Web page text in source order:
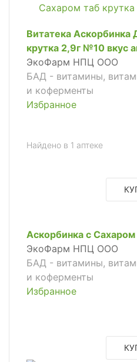
Витатека Аскорбинка
крутка 2,9г №10 вкус
ЭкоФарм НПЦ ООО
БАД - витамины,
и коферменты
Избранное
Найдено в 1 аптеке
Аскорбинка с
ЭкоФарм НПЦ ООО
БАД - витамины,
и коферменты
Избранное